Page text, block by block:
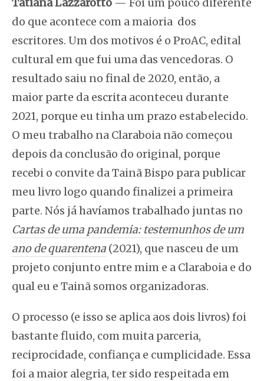
do que acontece com a maioria dos
escritores. Um dos motivos é o ProAC, edital
cultural em que fui uma das vencedoras. O
resultado saiu no final de 2020, então, a
maior parte da escrita aconteceu durante
2021, porque eu tinha um prazo estabelecido.
O meu trabalho na Claraboia não começou
depois da conclusão do original, porque
recebi o convite da Tainã Bispo para publicar
meu livro logo quando finalizei a primeira
parte. Nós já havíamos trabalhado juntas no
Cartas de uma pandemia: testemunhos de um
ano de quarentena (2021), que nasceu de um
projeto conjunto entre mim e a Claraboia e do
qual eu e Tainã somos organizadoras.
O processo (e isso se aplica aos dois livros) foi
bastante fluido, com muita parceria,
reciprocidade, confiança e cumplicidade. Essa
foi a maior alegria, ter sido respeitada em